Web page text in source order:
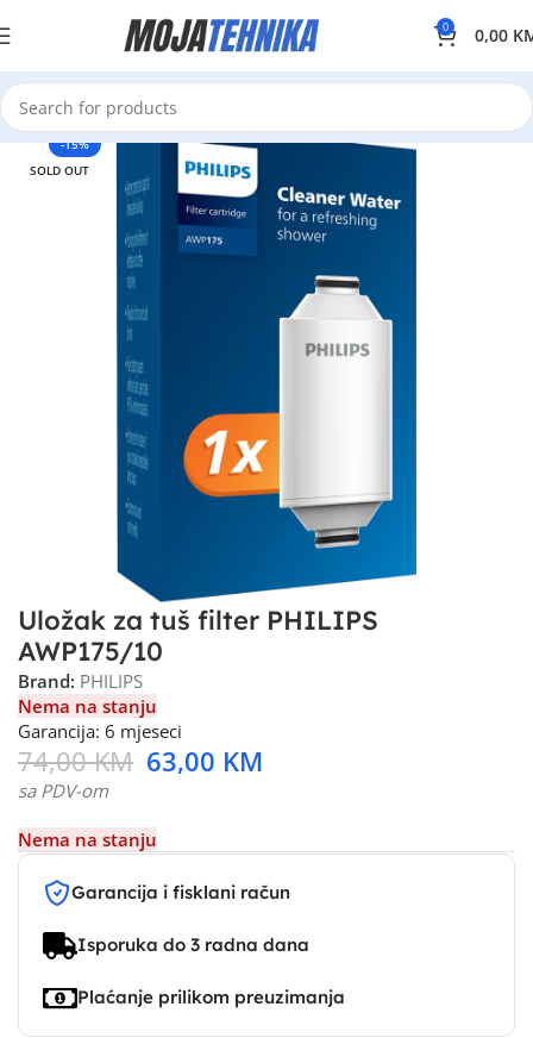
0 0,00
-15%
SOLD OUT
Uložak za tuš filter PHILIPS
AWP175/10
Brand: PHILIPS
Nema na stanju
Garancija: 6 mjeseci
74,00KM 63,00 KM
sa PDV-om
Nema na stanju
Garancija i fisklani račun
Isporuka do 3 radna dana
Plaćanje prilikom preuzimanja